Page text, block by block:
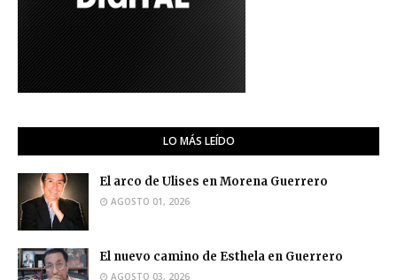
LO MÁS LEÍDO
El arco de Ulises en Morena Guerrero
AGOSTO 01, 2026
El nuevo camino de Esthela en Guerrero
AGOSTO 03, 2026